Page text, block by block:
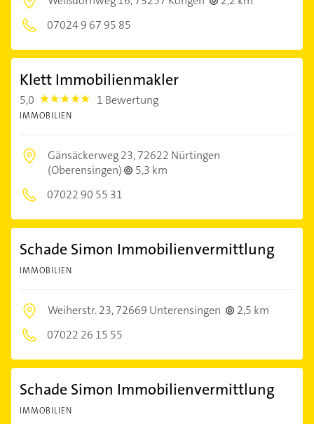
07024 9 67 95 85
Klett Immobilienmakler
5,0 5.0 1 Bewertung
IMMOBILIEN
Gänsäckerweg 23,72622 Nürtingen
(Oberensingen)
5,3 km
07022 90 55 31
Schade Simon Immobilienvermittlung
IMMOBILIEN
Weiherstr. 23,72669 Unterensingen
2,5 km
07022 26 15 55
Schade Simon Immobilienvermittlung
IMMOBILIEN